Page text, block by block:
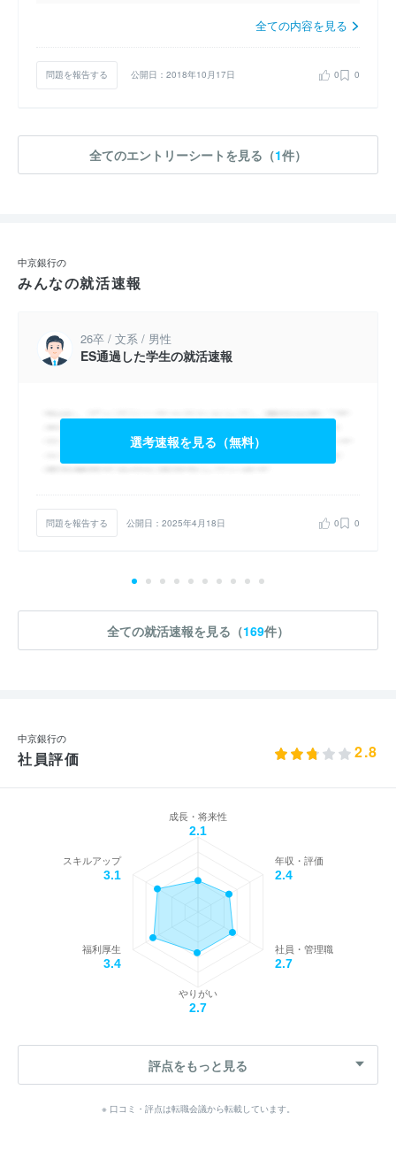
全ての内容を見る
問題を報告する 公開日：2018年10月17日 0 0
全てのエントリーシートを見る（1件）
中京銀行の
みんなの就活速報
26卒 / 文系 / 男性
ES通過した学生の就活速報
選考速報を見る（無料）
問題を報告する 公開日：2025年4月18日 0 0
全ての就活速報を見る（169件）
中京銀行の
社員評価 2.8
成長・将来性
2.1
年収・評価
2.4
社員・管理職
2.7
やりがい
2.7
福利厚生
3.4
スキルアップ
3.1
評点をもっと見る
※ 口コミ・評点は転職会議から転載しています。